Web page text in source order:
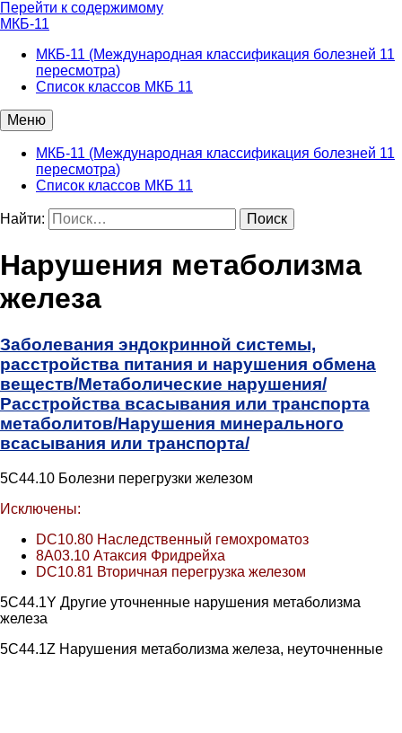
Перейти к содержимому
МКБ-11
МКБ-11 (Международная классификация болезней 11
пересмотра)
Список классов МКБ 11
Меню
МКБ-11 (Международная классификация болезней 11
пересмотра)
Список классов МКБ 11
Найти:
Нарушения метаболизма
железа
Заболевания эндокринной системы,
расстройства питания и нарушения обмена
веществ/Метаболические нарушения/
Расстройства всасывания или транспорта
метаболитов/Нарушения минерального
всасывания или транспорта/
5C44.10 Болезни перегрузки железом
Исключены:
DC10.80 Наследственный гемохроматоз
8A03.10 Атаксия Фридрейха
DC10.81 Вторичная перегрузка железом
5C44.1Y Другие уточненные нарушения метаболизма
железа
5C44.1Z Нарушения метаболизма железа, неуточненные